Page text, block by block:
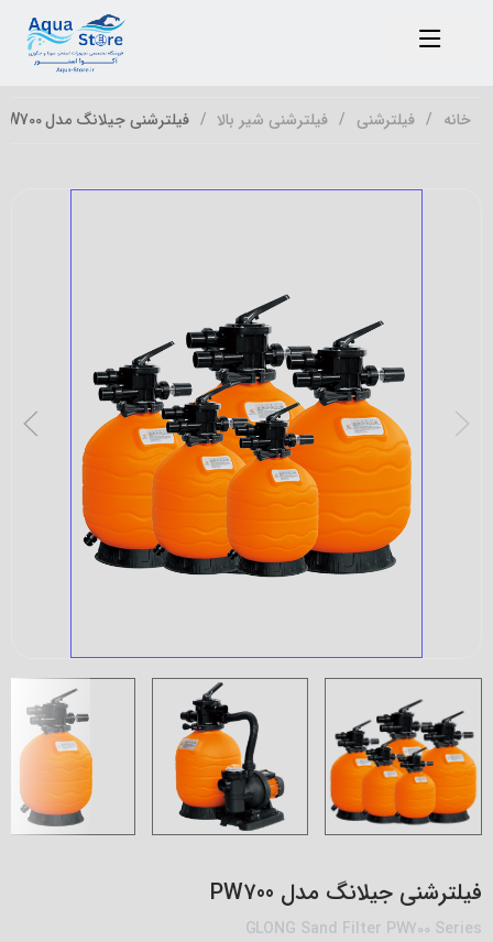
خانه فیلترشنی فیلترشنی شیر بالا فیلترشنی جیلانگ مدل PW700
فیلترشنی جیلانگ مدل PW700
GLONG Sand Filter PW700 Series